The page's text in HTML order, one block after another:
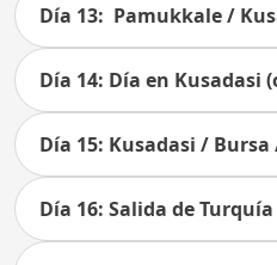
Día 13: Pamukkale /
Día 14: Día en Kusadasi
Día 15: Kusadasi /
Día 16: Salida de